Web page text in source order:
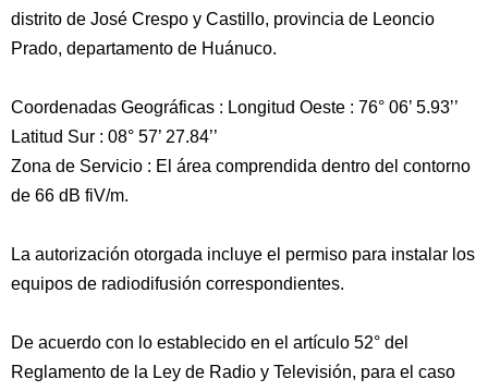
distrito de José Crespo y Castillo, provincia de Leoncio
Prado, departamento de Huánuco.
Coordenadas Geográficas : Longitud Oeste : 76° 06’ 5.93’’
Latitud Sur : 08° 57’ 27.84’’
Zona de Servicio : El área comprendida dentro del contorno
de 66 dB fiV/m.
La autorización otorgada incluye el permiso para instalar los
equipos de radiodifusión correspondientes.
De acuerdo con lo establecido en el artículo 52° del
Reglamento de la Ley de Radio y Televisión, para el caso